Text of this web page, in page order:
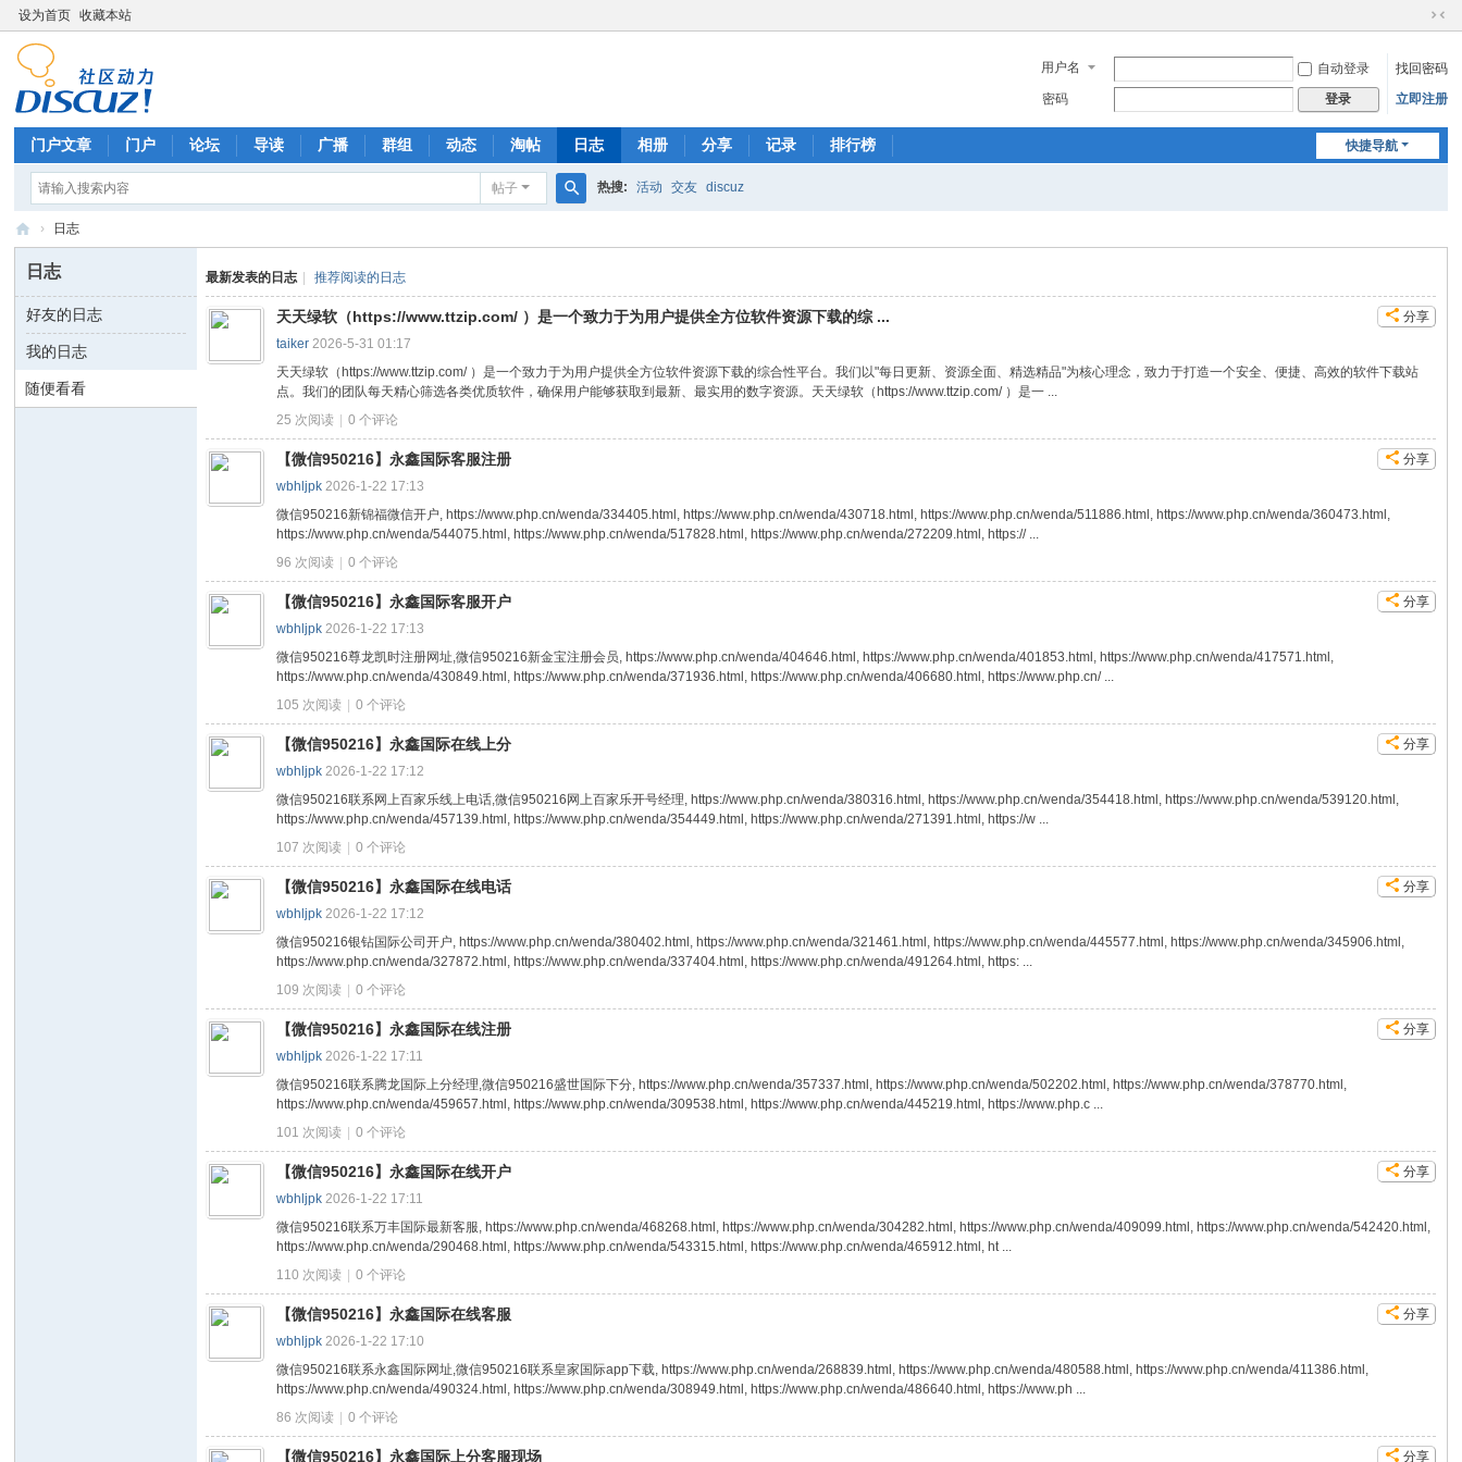
设为首页 收藏本站
切
到
窄
用户名 自动登录
找回密码
密码
登录 立即注册
快捷导航
门户文章 门户 论坛 导读 广播 群组 动态 淘帖 日志 相册 分享 记录 排行榜
帖子
索
热搜: 活动 交友 discuz
Di
uz
B
› 日志
日志
好友的日志
我的日志
随便看看
最新发表的日志 推荐阅读的日志
分享
天天绿软（https://www.ttzip.com/ ）是一个致力于为用户提供全方位软件资源下载的综 ...
taiker 2026-5-31 01:17
天天绿软（https://www.ttzip.com/ ）是一个致力于为用户提供全方位软件资源下载的综合性平台。我们以"每日更新、资源全面、精选精品"为核心理念，致力于打造一个安全、便捷、高效的软件下载站
点。我们的团队每天精心筛选各类优质软件，确保用户能够获取到最新、最实用的数字资源。天天绿软（https://www.ttzip.com/ ）是一 ...
25 次阅读
0 个评论
分享
【微信950216】永鑫国际客服注册
wbhljpk 2026-1-22 17:13
微信950216新锦福微信开户, https://www.php.cn/wenda/334405.html, https://www.php.cn/wenda/430718.html, https://www.php.cn/wenda/511886.html, https://www.php.cn/wenda/360473.html,
https://www.php.cn/wenda/544075.html, https://www.php.cn/wenda/517828.html, https://www.php.cn/wenda/272209.html, https:// ...
96 次阅读
0 个评论
分享
【微信950216】永鑫国际客服开户
wbhljpk 2026-1-22 17:13
微信950216尊龙凯时注册网址,微信950216新金宝注册会员, https://www.php.cn/wenda/404646.html, https://www.php.cn/wenda/401853.html, https://www.php.cn/wenda/417571.html,
https://www.php.cn/wenda/430849.html, https://www.php.cn/wenda/371936.html, https://www.php.cn/wenda/406680.html, https://www.php.cn/ ...
105 次阅读
0 个评论
分享
【微信950216】永鑫国际在线上分
wbhljpk 2026-1-22 17:12
微信950216联系网上百家乐线上电话,微信950216网上百家乐开号经理, https://www.php.cn/wenda/380316.html, https://www.php.cn/wenda/354418.html, https://www.php.cn/wenda/539120.html,
https://www.php.cn/wenda/457139.html, https://www.php.cn/wenda/354449.html, https://www.php.cn/wenda/271391.html, https://w ...
107 次阅读
0 个评论
分享
【微信950216】永鑫国际在线电话
wbhljpk 2026-1-22 17:12
微信950216银钻国际公司开户, https://www.php.cn/wenda/380402.html, https://www.php.cn/wenda/321461.html, https://www.php.cn/wenda/445577.html, https://www.php.cn/wenda/345906.html,
https://www.php.cn/wenda/327872.html, https://www.php.cn/wenda/337404.html, https://www.php.cn/wenda/491264.html, https: ...
109 次阅读
0 个评论
分享
【微信950216】永鑫国际在线注册
wbhljpk 2026-1-22 17:11
微信950216联系腾龙国际上分经理,微信950216盛世国际下分, https://www.php.cn/wenda/357337.html, https://www.php.cn/wenda/502202.html, https://www.php.cn/wenda/378770.html,
https://www.php.cn/wenda/459657.html, https://www.php.cn/wenda/309538.html, https://www.php.cn/wenda/445219.html, https://www.php.c ...
101 次阅读
0 个评论
分享
【微信950216】永鑫国际在线开户
wbhljpk 2026-1-22 17:11
微信950216联系万丰国际最新客服, https://www.php.cn/wenda/468268.html, https://www.php.cn/wenda/304282.html, https://www.php.cn/wenda/409099.html, https://www.php.cn/wenda/542420.html,
https://www.php.cn/wenda/290468.html, https://www.php.cn/wenda/543315.html, https://www.php.cn/wenda/465912.html, ht ...
110 次阅读
0 个评论
分享
【微信950216】永鑫国际在线客服
wbhljpk 2026-1-22 17:10
微信950216联系永鑫国际网址,微信950216联系皇家国际app下载, https://www.php.cn/wenda/268839.html, https://www.php.cn/wenda/480588.html, https://www.php.cn/wenda/411386.html,
https://www.php.cn/wenda/490324.html, https://www.php.cn/wenda/308949.html, https://www.php.cn/wenda/486640.html, https://www.ph ...
86 次阅读
0 个评论
分享
【微信950216】永鑫国际上分客服现场